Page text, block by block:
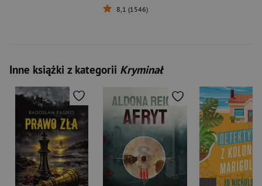
8,1 (1546)
Inne książki z kategorii Kryminał